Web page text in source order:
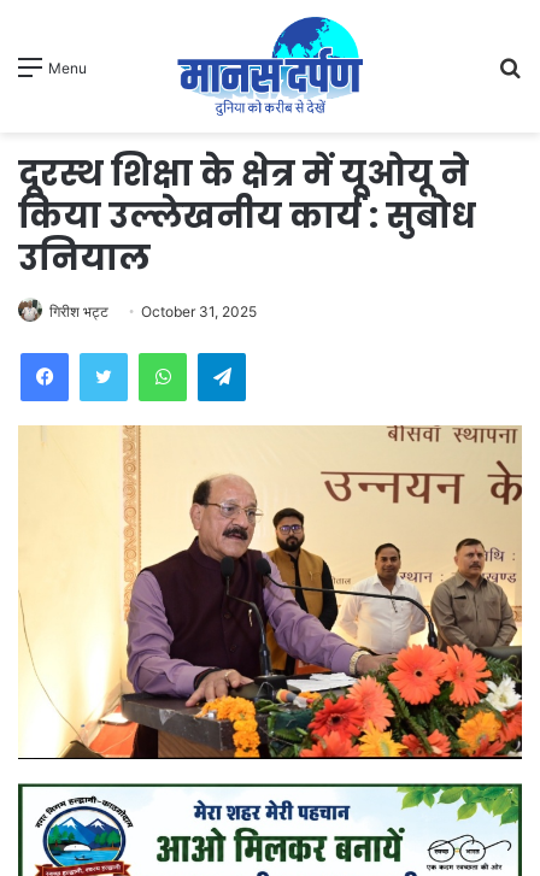
Menu
दूरस्थ शिक्षा के क्षेत्र में यूओयू ने
किया उल्लेखनीय कार्य : सुबोध
उनियाल
गिरीश भट्ट October 31, 2025
WhatsAppTelegram